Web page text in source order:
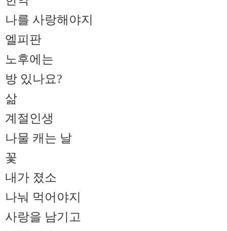
나를 사랑해야지
엘피판
노후에는
방 있나요?
삶
계절인생
나물 캐는 날
꽃
내가 졌소
나눠 먹어야지
사랑을 남기고